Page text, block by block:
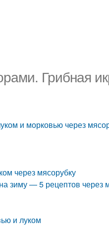
Грибная
и морковью через
через мясорубку
зиму — 5 рецептов через
и луком